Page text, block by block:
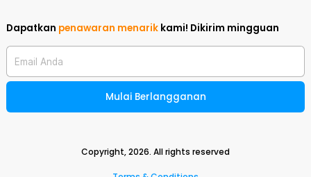
Dapatkan penawaran menarik kami! Dikirim mingguan
Email Anda
Mulai Berlangganan
Copyright,2026. All rights reserved